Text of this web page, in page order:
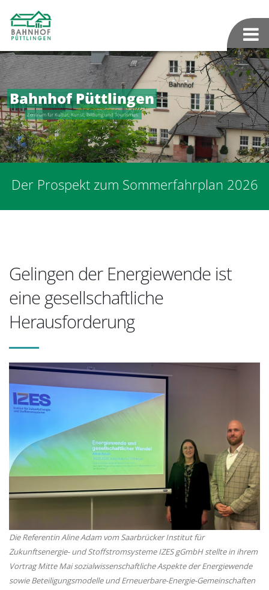
Bahnhof Püttlingen
Zentrum für Kultur, Kunst, Bildung und Tourismus.
Der Prospekt zum Sommerfahrplan 2026
Gelingen der Energiewende ist
eine gesellschaftliche
Herausforderung
Die Referentin Aline Adam vom Saarbrücker Institut für
Zukunftsenergie- und Stoffstromsysteme IZES gGmbH stellte in ihrem
Vortrag Mitte Mai sozialwissenschaftliche Aspekte der Energiewende
sowie Beteiligungsmodelle und Erneuerbare-Energie-Gemeinschaften